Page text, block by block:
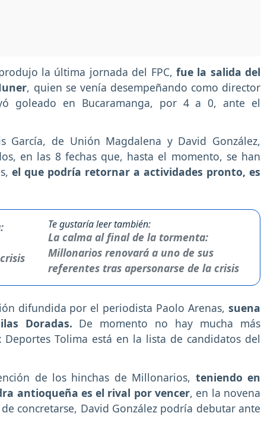
la última jornada del FPC, fue la salida del
, quien se venía desempeñando como director
goleado en Bucaramanga, por 4 a 0, ante el
García, de Unión Magdalena y David González,
en las 8 fechas que, hasta el momento, se han
el que podría retornar a actividades pronto, es
Te gustaría leer también:
La calma al final de la tormenta:
Millonarios renovará a uno de sus
referentes tras apersonarse de la crisis
difundida por el periodista Paolo Arenas, suena
Doradas. De momento no hay mucha más
Tolima está en la lista de candidatos del
de los hinchas de Millonarios, teniendo en
antioqueña es el rival por vencer, en la novena
concretarse, David González podría debutar ante